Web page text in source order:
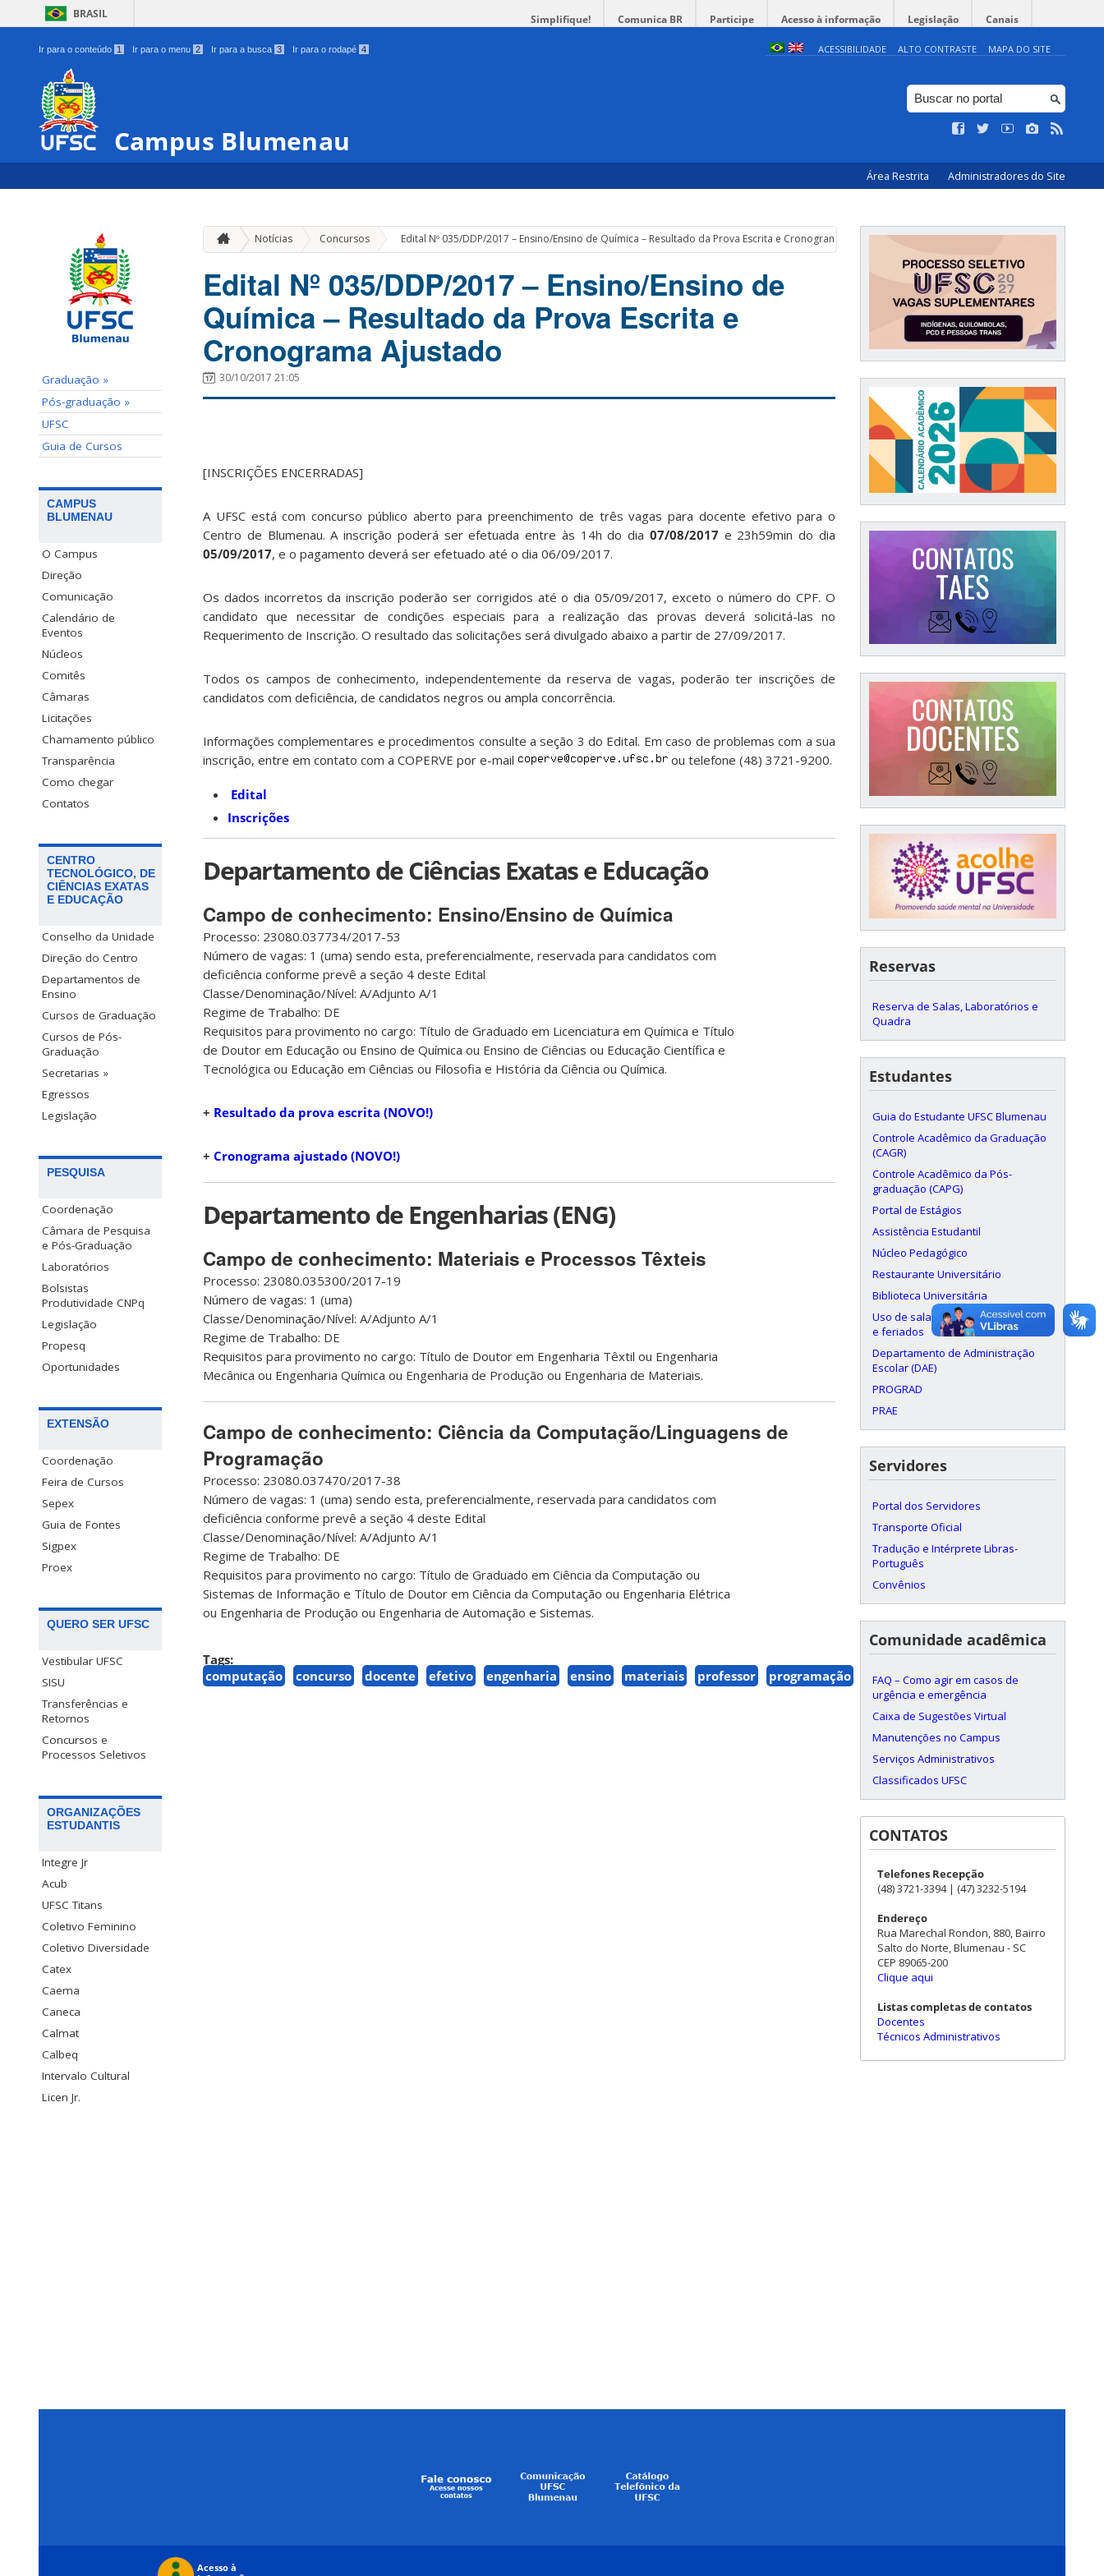
BRASIL Simplifique! Comunica BR Participe Acesso à informação Legislação Canais
Ir para o conteúdo 1 Ir para o menu 2 Ir para a busca 3 Ir para o rodapé 4 ACESSIBILIDADE ALTO CONTRASTE MAPA DO SITE
Campus Blumenau
Área Restrita Administradores do Site
Graduação »
Pós-graduação »
UFSC
Guia de Cursos
CAMPUS
BLUMENAU
O Campus
Direção
Comunicação
Calendário de
Eventos
Núcleos
Comitês
Câmaras
Licitações
Chamamento público
Transparência
Como chegar
Contatos
CENTRO
TECNOLÓGICO, DE
CIÊNCIAS EXATAS
E EDUCAÇÃO
Conselho da Unidade
Direção do Centro
Departamentos de
Ensino
Cursos de Graduação
Cursos de Pós-
Graduação
Secretarias »
Egressos
Legislação
PESQUISA
Coordenação
Câmara de Pesquisa
e Pós-Graduação
Laboratórios
Bolsistas
Produtividade CNPq
Legislação
Propesq
Oportunidades
EXTENSÃO
Coordenação
Feira de Cursos
Sepex
Guia de Fontes
Sigpex
Proex
QUERO SER UFSC
Vestibular UFSC
SISU
Transferências e
Retornos
Concursos e
Processos Seletivos
ORGANIZAÇÕES
ESTUDANTIS
Integre Jr
Acub
UFSC Titans
Coletivo Feminino
Coletivo Diversidade
Catex
Caema
Caneca
Calmat
Calbeq
Intervalo Cultural
Licen Jr.
Notícias Concursos » Edital Nº 035/DDP/2017 – Ensino/Ensino de Química – Resultado da Prova Escrita e Cronograma Ajustado
Edital Nº 035/DDP/2017 – Ensino/Ensino de
Química – Resultado da Prova Escrita e
Cronograma Ajustado
30/10/2017 21:05
[INSCRIÇÕES ENCERRADAS]
A UFSC está com concurso público aberto para preenchimento de três vagas para docente efetivo para o
Centro de Blumenau. A inscrição poderá ser efetuada entre às 14h do dia 07/08/2017 e 23h59min do dia
05/09/2017, e o pagamento deverá ser efetuado até o dia 06/09/2017.
Os dados incorretos da inscrição poderão ser corrigidos até o dia 05/09/2017, exceto o número do CPF. O
candidato que necessitar de condições especiais para a realização das provas deverá solicitá-las no
Requerimento de Inscrição. O resultado das solicitações será divulgado abaixo a partir de 27/09/2017.
Todos os campos de conhecimento, independentemente da reserva de vagas, poderão ter inscrições de
candidatos com deficiência, de candidatos negros ou ampla concorrência.
Informações complementares e procedimentos consulte a seção 3 do Edital. Em caso de problemas com a sua
inscrição, entre em contato com a COPERVE por e-mail
ou telefone (48) 3721-9200.
Edital
Inscrições
Departamento de Ciências Exatas e Educação
Campo de conhecimento: Ensino/Ensino de Química
Processo: 23080.037734/2017-53
Número de vagas: 1 (uma) sendo esta, preferencialmente, reservada para candidatos com
deficiência conforme prevê a seção 4 deste Edital
Classe/Denominação/Nível: A/Adjunto A/1
Regime de Trabalho: DE
Requisitos para provimento no cargo: Título de Graduado em Licenciatura em Química e Título
de Doutor em Educação ou Ensino de Química ou Ensino de Ciências ou Educação Científica e
Tecnológica ou Educação em Ciências ou Filosofia e História da Ciência ou Química.
+ Resultado da prova escrita (NOVO!)
+ Cronograma ajustado (NOVO!)
Departamento de Engenharias (ENG)
Campo de conhecimento: Materiais e Processos Têxteis
Processo: 23080.035300/2017-19
Número de vagas: 1 (uma)
Classe/Denominação/Nível: A/Adjunto A/1
Regime de Trabalho: DE
Requisitos para provimento no cargo: Título de Doutor em Engenharia Têxtil ou Engenharia
Mecânica ou Engenharia Química ou Engenharia de Produção ou Engenharia de Materiais.
Campo de conhecimento: Ciência da Computação/Linguagens de
Programação
Processo: 23080.037470/2017-38
Número de vagas: 1 (uma) sendo esta, preferencialmente, reservada para candidatos com
deficiência conforme prevê a seção 4 deste Edital
Classe/Denominação/Nível: A/Adjunto A/1
Regime de Trabalho: DE
Requisitos para provimento no cargo: Título de Graduado em Ciência da Computação ou
Sistemas de Informação e Título de Doutor em Ciência da Computação ou Engenharia Elétrica
ou Engenharia de Produção ou Engenharia de Automação e Sistemas.
Tags:
computação
concurso docente efetivo engenharia ensino materiais professor programação universidade vaga
Reservas
Reserva de Salas, Laboratórios e
Quadra
Estudantes
Guia do Estudante UFSC Blumenau
Controle Acadêmico da Graduação
(CAGR)
Controle Acadêmico da Pós-
graduação (CAPG)
Portal de Estágios
Assistência Estudantil
Núcleo Pedagógico
Restaurante Universitário
Biblioteca Universitária
Uso de salas aos finais de semana
e feriados
Departamento de Administração
Escolar (DAE)
PROGRAD
PRAE
Servidores
Portal dos Servidores
Transporte Oficial
Tradução e Intérprete Libras-
Português
Convênios
Comunidade acadêmica
FAQ – Como agir em casos de
urgência e emergência
Caixa de Sugestões Virtual
Manutenções no Campus
Serviços Administrativos
Classificados UFSC
CONTATOS
Telefones Recepção
(48) 3721-3394 | (47) 3232-5194
Endereço
Rua Marechal Rondon, 880, Bairro
Salto do Norte, Blumenau - SC
CEP 89065-200
Clique aqui
Listas completas de contatos
Docentes
Técnicos Administrativos